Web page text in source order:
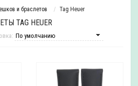
и браслетов Tag Heuer
TAG HEUER